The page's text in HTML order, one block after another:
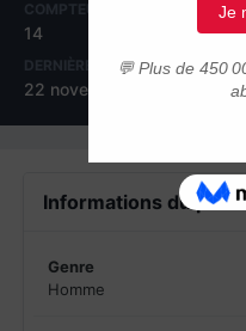
COMPTEUR DE CONTENUS
14
DERNIÈRE VISITE
22 novembre 2011
Informations du profil
Genre
Homme